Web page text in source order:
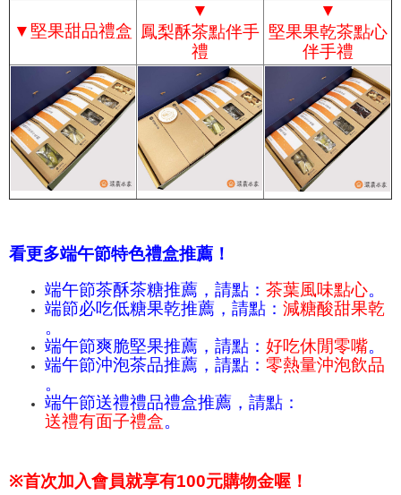
▼ 堅果甜品禮盒
▼
鳳梨酥茶點伴手
禮
▼
堅果果乾茶點心
伴手禮
看更多端午節特色禮盒推薦！
端午節茶酥茶糖推薦，請點： 茶葉風味點心。
端節必吃低糖果乾推薦，請點： 減糖酸甜果乾
。
端午節爽脆堅果推薦，請點： 好吃休閒零嘴。
端午節沖泡茶品推薦，請點： 零熱量沖泡飲品
。
端午節送禮禮品禮盒推薦，請點：
送禮有面子禮盒。
※首次加入會員就享有100元購物金喔！